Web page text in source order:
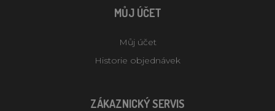
MŮJ ÚČET
Můj účet
Historie objednávek
ZÁKAZNICKÝ SERVIS